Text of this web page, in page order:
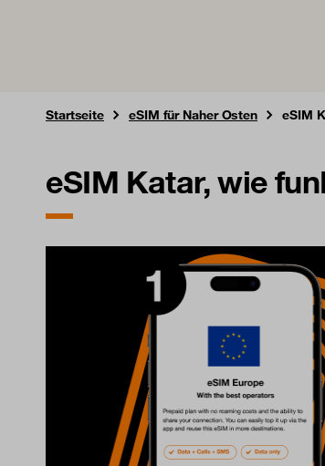
Startseite eSIM für Naher Osten eSIM
eSIM Katar, wie